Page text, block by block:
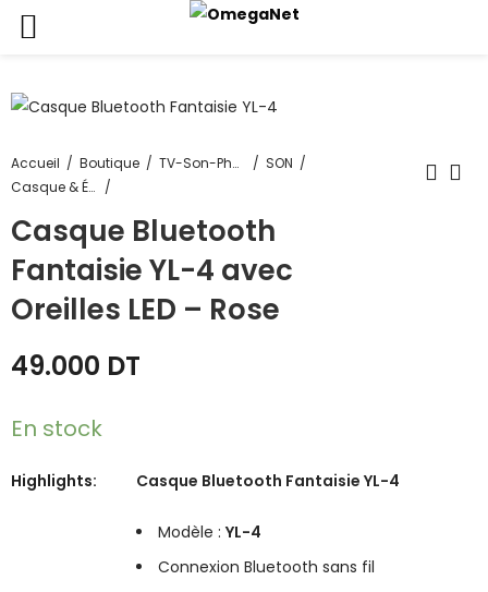
Accueil Boutique TV-Son-Photos
SON
Casque & Écouteurs
Casque Bluetooth
Fantaisie YL-4 avec
Oreilles LED – Rose
49.000 DT
En stock
Highlights: Casque Bluetooth Fantaisie YL-4
Modèle : YL-4
Connexion Bluetooth sans fil